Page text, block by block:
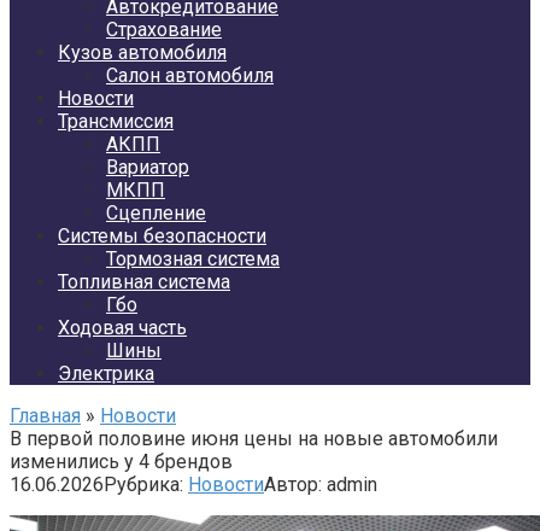
Автокредитование
Страхование
Кузов автомобиля
Салон автомобиля
Новости
Трансмиссия
АКПП
Вариатор
МКПП
Сцепление
Системы безопасности
Тормозная система
Топливная система
Гбо
Ходовая часть
Шины
Электрика
Главная » Новости
В первой половине июня цены на новые автомобили
изменились у 4 брендов
16.06.2026Рубрика: НовостиАвтор: admin